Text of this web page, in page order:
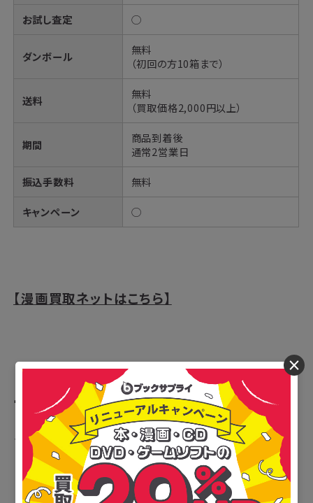
お試し査定 ◯
ダンボール
無料
（初回の方10箱まで）
送料
無料
（買取価格2,000円以上）
期間
商品到着後
通常2営業日
振込手数料 無料
キャンペーン ◯
【漫画買取ネットはこちら】
ブックオフ（ブックオフオンライ
ン）
×